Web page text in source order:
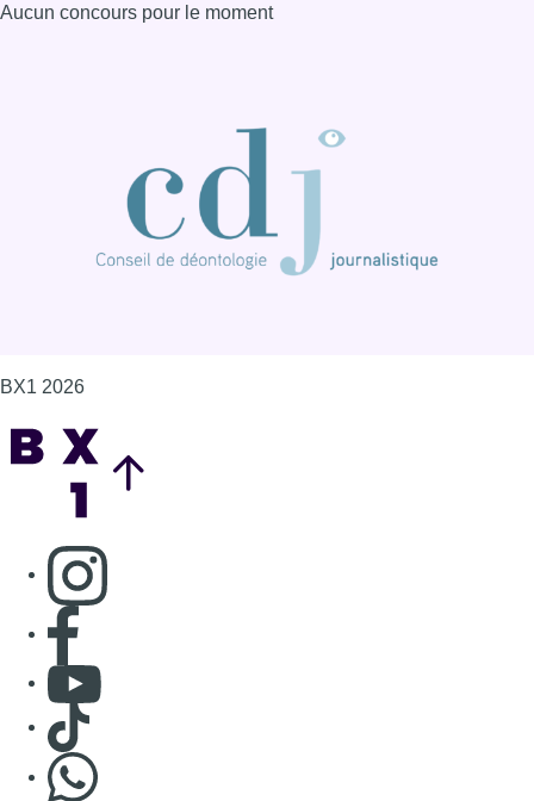
Aucun concours pour le moment
BX1 2026
Consulter page Instagram
Consulter page Facebook
Consulter Youtube
Consulter TikTok